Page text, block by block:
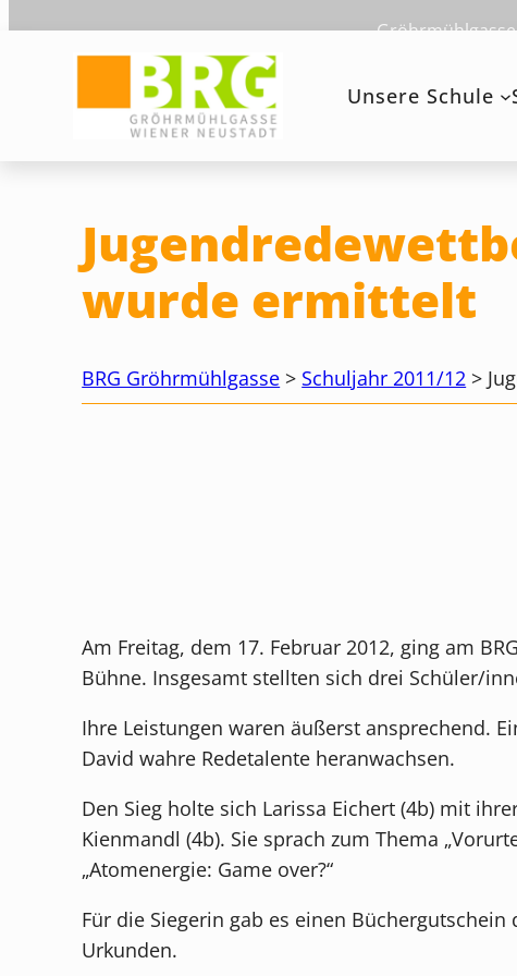
Unsere Schule
wurde ermittelt
BRG Gröhrmühlgasse > Schuljahr 2011/12 >
Am Freitag, dem 17. Februar 2012, ging am
Bühne. Insgesamt stellten sich drei Schüler/
Ihre Leistungen waren äußerst ansprechend.
David wahre Redetalente heranwachsen.
Den Sieg holte sich Larissa Eichert (4b) mit
Kienmandl (4b). Sie sprach zum Thema
„Atomenergie: Game over?“
Für die Siegerin gab es einen
Urkunden.